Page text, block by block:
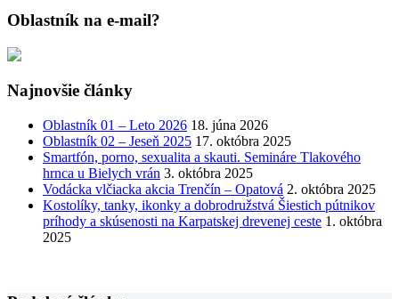
Oblastník na e-mail?
Najnovšie články
Oblastník 01 – Leto 2026 18. júna 2026
Oblastník 02 – Jeseň 2025 17. októbra 2025
Smartfón, porno, sexualita a skauti. Semináre Tlakového
hrnca u Bielych vrán 3. októbra 2025
Vodácka vlčiacka akcia Trenčín – Opatová 2. októbra 2025
Kostolíky, tanky, ikonky a dobrodružstvá Šiestich pútnikov
príhody a skúsenosti na Karpatskej drevenej ceste 1. októbra
2025